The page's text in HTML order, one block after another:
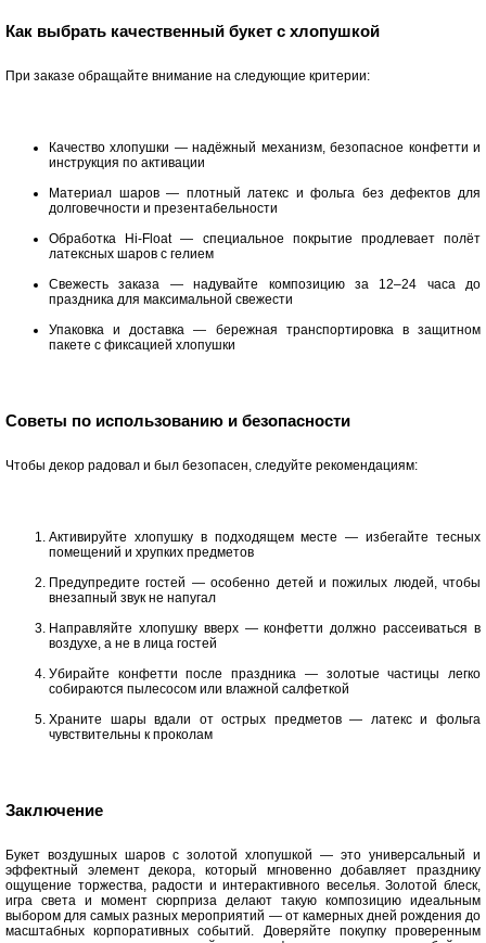
Как выбрать качественный букет с хлопушкой
При заказе обращайте внимание на следующие критерии:
Качество хлопушки — надёжный механизм, безопасное конфетти и
инструкция по активации
Материал шаров — плотный латекс и фольга без дефектов для
долговечности и презентабельности
Обработка Hi-Float — специальное покрытие продлевает полёт
латексных шаров с гелием
Свежесть заказа — надувайте композицию за 12–24 часа до
праздника для максимальной свежести
Упаковка и доставка — бережная транспортировка в защитном
пакете с фиксацией хлопушки
Советы по использованию и безопасности
Чтобы декор радовал и был безопасен, следуйте рекомендациям:
Активируйте хлопушку в подходящем месте — избегайте тесных
помещений и хрупких предметов
Предупредите гостей — особенно детей и пожилых людей, чтобы
внезапный звук не напугал
Направляйте хлопушку вверх — конфетти должно рассеиваться в
воздухе, а не в лица гостей
Убирайте конфетти после праздника — золотые частицы легко
собираются пылесосом или влажной салфеткой
Храните шары вдали от острых предметов — латекс и фольга
чувствительны к проколам
Заключение
Букет воздушных шаров с золотой хлопушкой — это универсальный и
эффектный элемент декора, который мгновенно добавляет празднику
ощущение торжества, радости и интерактивного веселья. Золотой блеск,
игра света и момент сюрприза делают такую композицию идеальным
выбором для самых разных мероприятий — от камерных дней рождения до
масштабных корпоративных событий. Доверяйте покупку проверенным